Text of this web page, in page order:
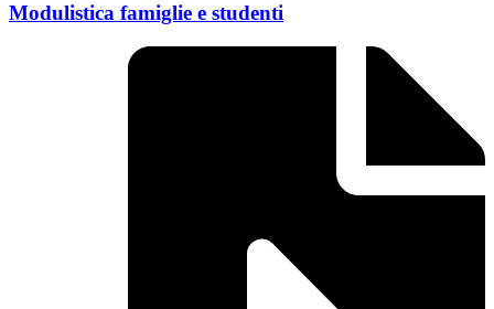
Modulistica famiglie e studenti